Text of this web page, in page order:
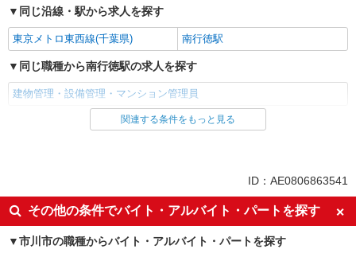
同じ沿線・駅から求人を探す
東京メトロ東西線(千葉県) 南行徳駅
同じ職種から南行徳駅の求人を探す
建物管理・設備管理・マンション管理員
同じ雇用形態から南行徳駅の求人を探す
入社日応相談
Web面接OK
未経験歓迎
経験者・有資格者歓迎
女性活躍中
主婦・主夫歓迎
関連する条件をもっと見る
ID：AE0806863541
その他の条件でバイト・アルバイト・パートを探す
市川市の職種からバイト・アルバイト・パートを探す